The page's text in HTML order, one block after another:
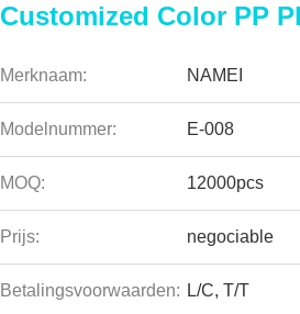
Customized Color PP
Merknaam: NAMEI
Modelnummer: E-008
MOQ: 12000pcs
Prijs: negociable
Betalingsvoorwaarden: L/C, T/T